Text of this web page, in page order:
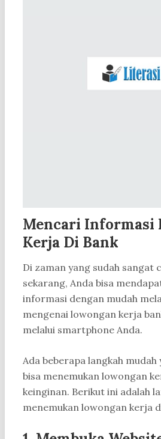
Mencari Informasi
Kerja Di Bank
Di zaman yang sudah sangat
sekarang, Anda bisa
informasi dengan mudah
mengenai lowongan kerja
melalui smartphone Anda.
Ada beberapa langkah
bisa menemukan lowongan
keinginan. Berikut ini adalah
menemukan lowongan kerja